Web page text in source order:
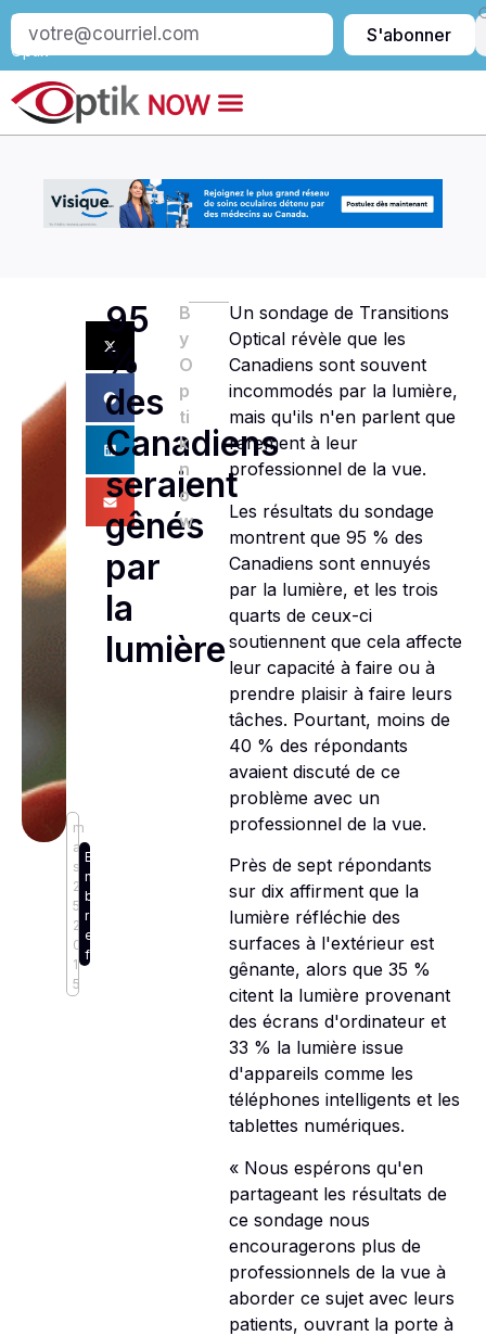
S’abonner
Optik
S'abonner
m
ar
s
2
5,
2
0
1
5
E
n
b
r
e
f
95
%
des
Canadiens
seraient
gênés
par
la
lumière
B
y
O
p
ti
k
n
o
w
Un sondage de Transitions
Optical révèle que les
Canadiens sont souvent
incommodés par la lumière,
mais qu'ils n'en parlent que
rarement à leur
professionnel de la vue.
Les résultats du sondage
montrent que 95 % des
Canadiens sont ennuyés
par la lumière, et les trois
quarts de ceux-ci
soutiennent que cela affecte
leur capacité à faire ou à
prendre plaisir à faire leurs
tâches. Pourtant, moins de
40 % des répondants
avaient discuté de ce
problème avec un
professionnel de la vue.
Près de sept répondants
sur dix affirment que la
lumière réfléchie des
surfaces à l'extérieur est
gênante, alors que 35 %
citent la lumière provenant
des écrans d'ordinateur et
33 % la lumière issue
d'appareils comme les
téléphones intelligents et les
tablettes numériques.
« Nous espérons qu'en
partageant les résultats de
ce sondage nous
encouragerons plus de
professionnels de la vue à
aborder ce sujet avec leurs
patients, ouvrant la porte à